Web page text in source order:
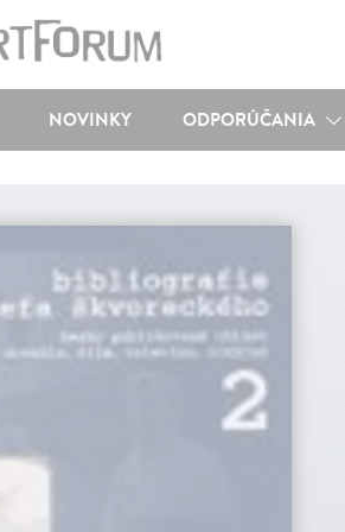
NOVINKY ODPORÚČANIA